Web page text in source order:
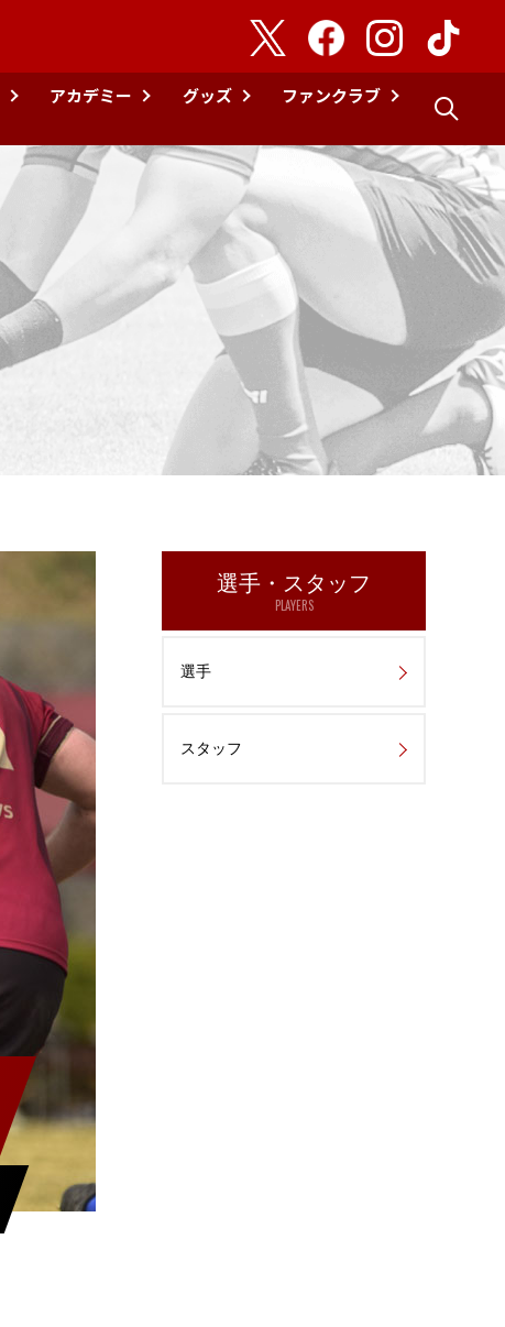
アカデミー グッズ
ファンクラブ
選手・スタッフ
PLAYERS
選手
スタッフ